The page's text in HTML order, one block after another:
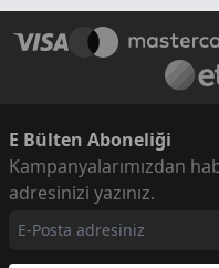
E Bülten Aboneliği
Kampanyalarımızdan
adresinizi yazınız.